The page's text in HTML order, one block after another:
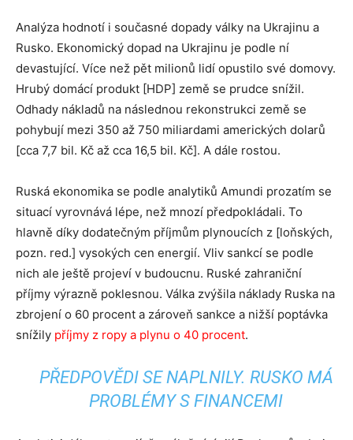
Analýza hodnotí i současné dopady války na Ukrajinu a
Rusko. Ekonomický dopad na Ukrajinu je podle ní
devastující. Více než pět milionů lidí opustilo své domovy.
Hrubý domácí produkt [HDP] země se prudce snížil.
Odhady nákladů na následnou rekonstrukci země se
pohybují mezi 350 až 750 miliardami amerických dolarů
[cca 7,7 bil. Kč až cca 16,5 bil. Kč]. A dále rostou.
Ruská ekonomika se podle analytiků Amundi prozatím se
situací vyrovnává lépe, než mnozí předpokládali. To
hlavně díky dodatečným příjmům plynoucích z [loňských,
pozn. red.] vysokých cen energií. Vliv sankcí se podle
nich ale ještě projeví v budoucnu. Ruské zahraniční
příjmy výrazně poklesnou. Válka zvýšila náklady Ruska na
zbrojení o 60 procent a zároveň sankce a nižší poptávka
snížily příjmy z ropy a plynu o 40 procent.
PŘEDPOVĚDI SE NAPLNILY. RUSKO MÁ
PROBLÉMY S FINANCEMI